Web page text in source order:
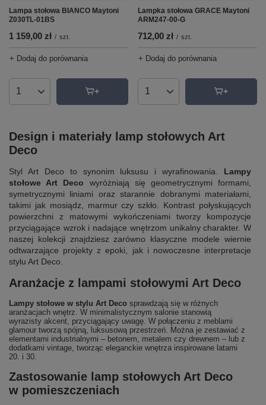
Lampa stołowa BIANCO Maytoni
Z030TL-01BS
1 159,00 zł / szt.
+ Dodaj do porównania
Ilość produktów
Lampka stołowa GRACE Maytoni
ARM247-00-G
712,00 zł / szt.
+ Dodaj do porównania
Ilość produktów
Design i materiały lamp stołowych Art
Deco
Styl Art Deco to synonim luksusu i wyrafinowania. Lampy
stołowe Art Deco wyróżniają się geometrycznymi formami,
symetrycznymi liniami oraz starannie dobranymi materiałami,
takimi jak mosiądz, marmur czy szkło. Kontrast połyskujących
powierzchni z matowymi wykończeniami tworzy kompozycje
przyciągające wzrok i nadające wnętrzom unikalny charakter. W
naszej kolekcji znajdziesz zarówno klasyczne modele wiernie
odtwarzające projekty z epoki, jak i nowoczesne interpretacje
stylu Art Deco.
Aranżacje z lampami stołowymi Art Deco
Lampy stołowe w stylu Art Deco sprawdzają się w różnych
aranżacjach wnętrz. W minimalistycznym salonie stanowią
wyrazisty akcent, przyciągający uwagę. W połączeniu z meblami
glamour tworzą spójną, luksusową przestrzeń. Można je zestawiać z
elementami industrialnymi – betonem, metalem czy drewnem – lub z
dodatkami vintage, tworząc eleganckie wnętrza inspirowane latami
20. i 30.
Zastosowanie lamp stołowych Art Deco
w pomieszczeniach